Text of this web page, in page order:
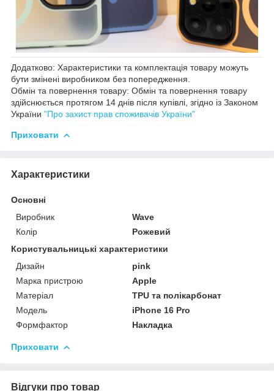
Додатково: Характеристики та комплектація товару можуть
бути змінені виробником без попередження.
Обмін та повернення товару: Обмін та повернення товару
здійснюється протягом 14 днів після купівлі, згідно із Законом
України "Про захист прав споживачів України"
Приховати
Характеристики
Основні
Виробник
Wave
Колір
Рожевий
Користувальницькі характеристики
Дизайн
pink
Марка пристрою
Apple
Матеріал
TPU та полікарбонат
Мoдель
iPhone 16 Pro
Формфактор
Накладка
Приховати
Відгуки про товар